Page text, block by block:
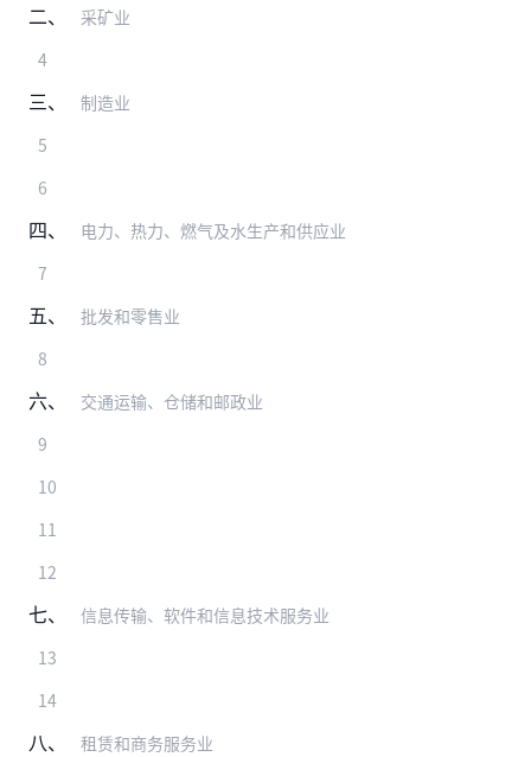
二、
采矿业
4
三、
制造业
5
6
四、
电力、热力、燃气及水生产和供应业
7
五、
批发和零售业
8
六、
交通运输、仓储和邮政业
9
10
11
12
七、
信息传输、软件和信息技术服务业
13
14
八、
租赁和商务服务业